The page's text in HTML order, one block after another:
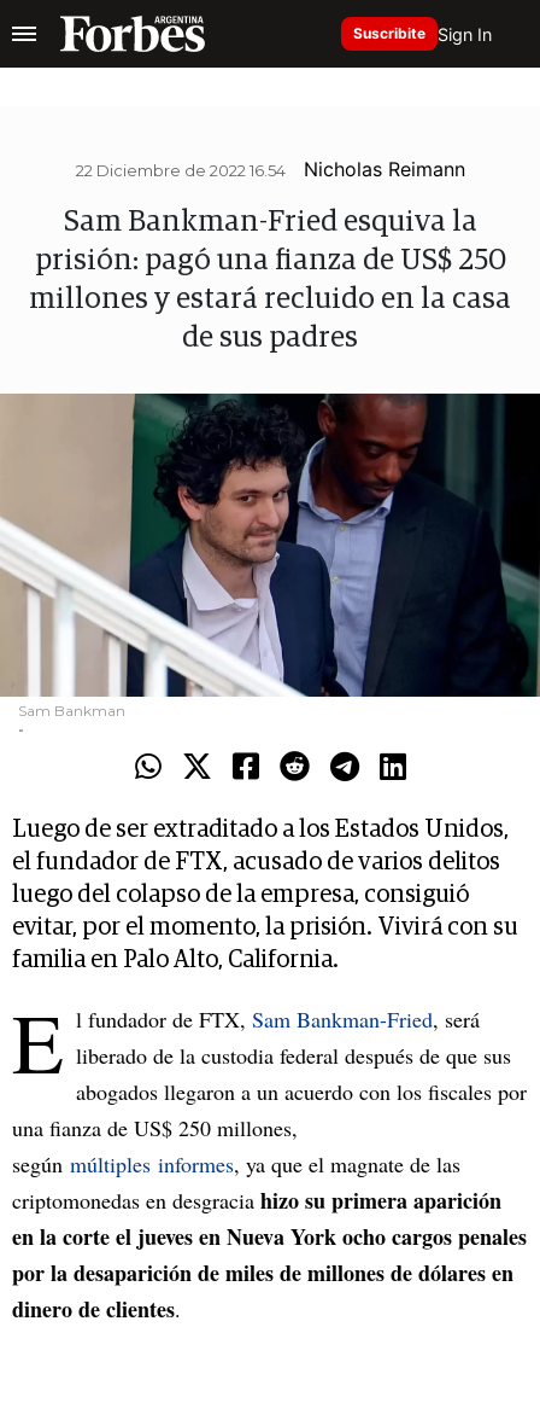
Suscribite Sign In
22 Diciembre de 2022 16.54 Nicholas Reimann
Sam Bankman-Fried esquiva la
prisión: pagó una fianza de US$ 250
millones y estará recluido en la casa
de sus padres
Sam Bankman
-
Luego de ser extraditado a los Estados Unidos,
el fundador de FTX, acusado de varios delitos
luego del colapso de la empresa, consiguió
evitar, por el momento, la prisión. Vivirá con su
familia en Palo Alto, California.
E l fundador de FTX, Sam Bankman-Fried, será
liberado de la custodia federal después de que sus
abogados llegaron a un acuerdo con los fiscales por
una fianza de US$ 250 millones,
según múltiples informes, ya que el magnate de las
criptomonedas en desgracia hizo su primera aparición
en la corte el jueves en Nueva York ocho cargos penales
por la desaparición de miles de millones de dólares en
dinero de clientes.